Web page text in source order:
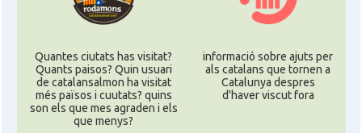
Quantes ciutats has visitat?
Quants paisos? Quin usuari
de catalansalmon ha visitat
més països i cuutats? quins
son els que mes agraden i els
que menys?
informació sobre ajuts per
als catalans que tornen a
Catalunya despres
d'haver viscut fora